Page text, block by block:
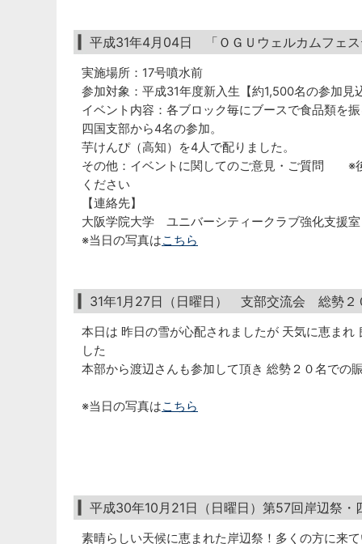
平成31年4月04日 「ＯＧＵウェルカムフェ
実施場所：17号噴水前
参加対象：平成31年度新入生【約1,500名の参加見
イベント内容：各ブロック毎にブースで食品類を
四国支部から4名の参加。
芋けんぴ（高知）を4人で配りました。
その他：イベントに関してのご意見・ご質問 ※
ください
【連絡先】
大阪学院大学 ユニバーシティークラブ強化支
※当日の写真はこちら
31年1月27日（日曜日） 支部交流会 総勢２
本日は 昨日の雪が心配されましたが 天気に恵まれ
した
本部から渡辺さんも参加して頂き 総勢２０名での
※当日の写真はこちら
平成30年10月21日（日曜日）第57回岸辺祭
素晴らしい天候に恵まれた岸辺祭！多くの方に来